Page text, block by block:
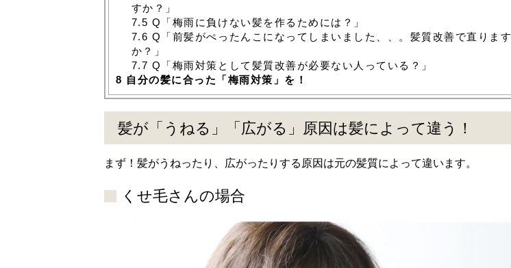
すか？」
7.5 Q「梅雨に負けない髪を作るためには？」
7.6 Q「前髪がぺったんこになってしまいました、、。髪質改善で直ります
か？」
7.7 Q「梅雨対策として髪質改善が必要ない人っている？」
8 自分の髪に合った「梅雨対策」を！
髪が「うねる」「広がる」原因は髪によって違う！
まず！髪がうねったり、広がったりする原因は元の髪質によって違います。
くせ毛さんの場合